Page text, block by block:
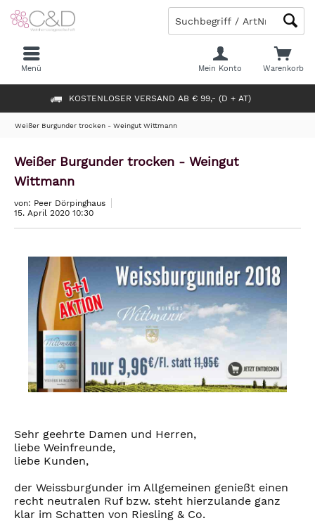
KOSTENLOSER VERSAND AB € 99,- (D + AT)
Warenkorb
Mein Konto
Menü
Weißer Burgunder trocken - Weingut Wittmann
Weißer Burgunder trocken - Weingut
Wittmann
von: Peer Dörpinghaus
15. April 2020 10:30
Sehr geehrte Damen und Herren,
liebe Weinfreunde,
liebe Kunden,
der Weissburgunder im Allgemeinen genießt einen
recht neutralen Ruf bzw. steht hierzulande ganz
klar im Schatten von Riesling & Co.